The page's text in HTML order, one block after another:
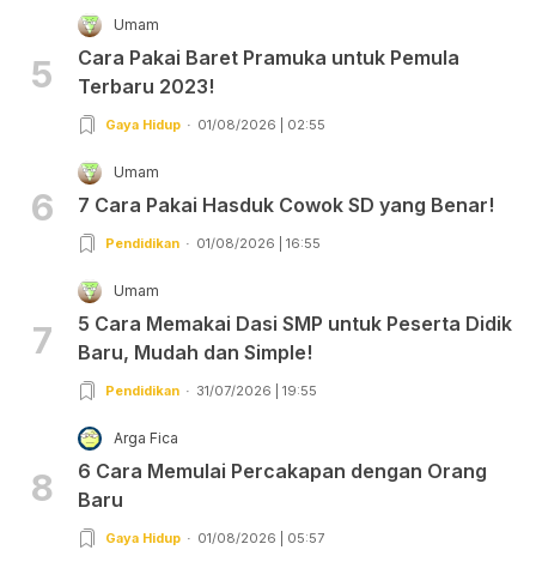
5
Umam
Cara Pakai Baret Pramuka untuk Pemula
Terbaru 2023!
Gaya Hidup 01/08/2026 | 02:55
6
Umam
7 Cara Pakai Hasduk Cowok SD yang Benar!
Pendidikan 01/08/2026 | 16:55
7
Umam
5 Cara Memakai Dasi SMP untuk Peserta Didik
Baru, Mudah dan Simple!
Pendidikan 31/07/2026 | 19:55
8
Arga Fica
6 Cara Memulai Percakapan dengan Orang
Baru
Gaya Hidup 01/08/2026 | 05:57